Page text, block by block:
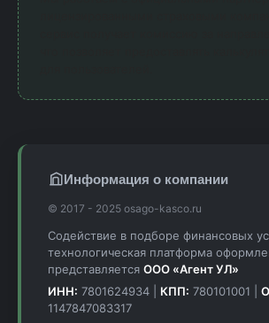
Информация о компании
© 2017 - 2025 osago-kasco.ru
Содействие в подборе финансовых
технологическая платформа
представляется ООО «Агент УЛ»
ИНН: 7801624934 | КПП: 780101001 |
1147847083317